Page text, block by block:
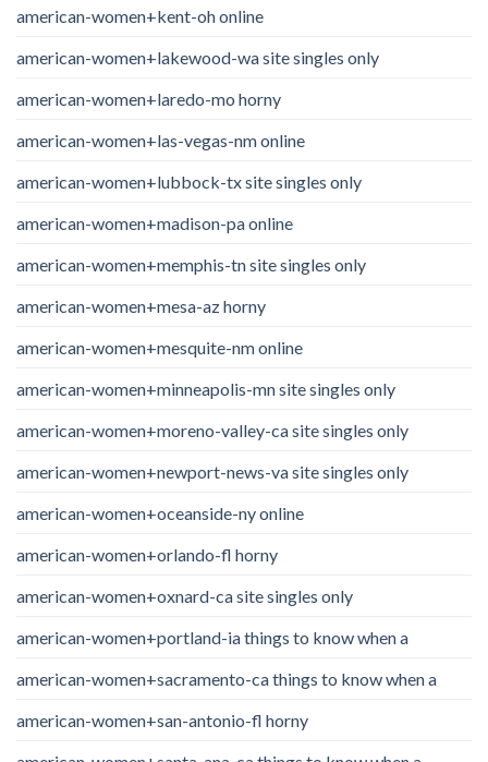
american-women+kent-oh online
american-women+lakewood-wa site singles only
american-women+laredo-mo horny
american-women+las-vegas-nm online
american-women+lubbock-tx site singles only
american-women+madison-pa online
american-women+memphis-tn site singles only
american-women+mesa-az horny
american-women+mesquite-nm online
american-women+minneapolis-mn site singles only
american-women+moreno-valley-ca site singles only
american-women+newport-news-va site singles only
american-women+oceanside-ny online
american-women+orlando-fl horny
american-women+oxnard-ca site singles only
american-women+portland-ia things to know when a
american-women+sacramento-ca things to know when a
american-women+san-antonio-fl horny